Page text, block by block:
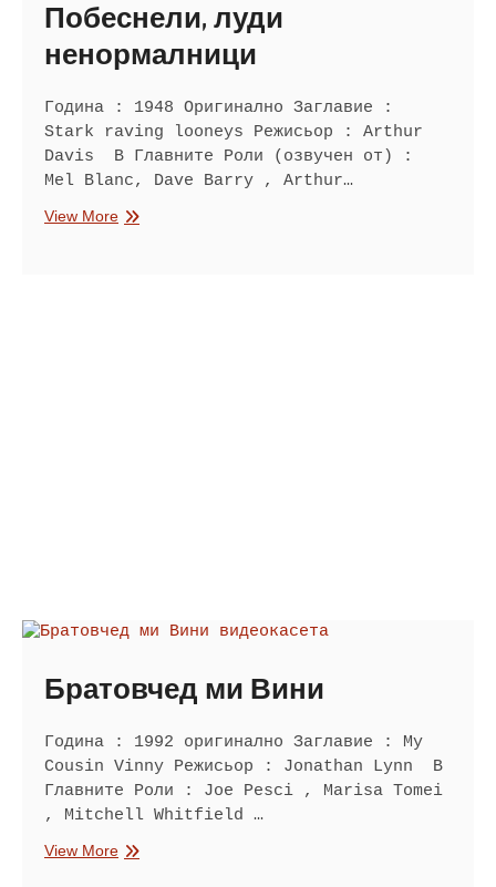
Побеснели, луди
ненормалници
Година : 1948 Оригинално Заглавие :
Stark raving looneys Режисьор : Arthur
Davis В Главните Роли (озвучен от) :
Mel Blanc, Dave Barry , Arthur…
View MoreПобеснели,
Братовчед ми Вини
Година : 1992 оригинално Заглавие : My
Cousin Vinny Режисьор : Jonathan Lynn В
Главните Роли : Joe Pesci , Marisa Tomei
, Mitchell Whitfield …
View MoreБратовчед